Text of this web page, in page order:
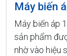
Máy biến
Máy biến áp
sản phẩm
nhờ vào hiệu